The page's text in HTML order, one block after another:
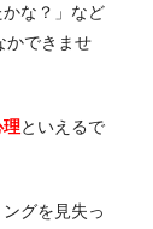
かな？」など
かできませ
理といえるで
グを見失っ